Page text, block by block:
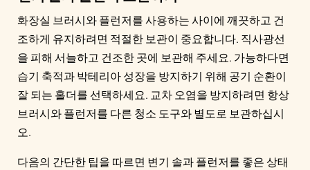
화장실 브러시와 플런저를 사용하는 사이에 깨끗하고 건
조하게 유지하려면 적절한 보관이 중요합니다. 직사광선
을 피해 서늘하고 건조한 곳에 보관해 주세요. 가능하다면
습기 축적과 박테리아 성장을 방지하기 위해 공기 순환이
잘 되는 홀더를 선택하세요. 교차 오염을 방지하려면 항상
브러시와 플런저를 다른 청소 도구와 별도로 보관하십시
오.
다음의 간단한 팁을 따르면 변기 솔과 플런저를 좋은 상태